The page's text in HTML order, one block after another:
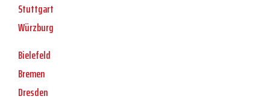
Stuttgart
Würzburg
Bielefeld
Bremen
Dresden